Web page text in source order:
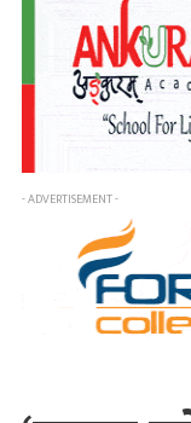
- ADVERTISEMENT -